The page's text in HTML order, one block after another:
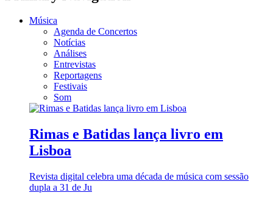
Música
Agenda de Concertos
Notícias
Análises
Entrevistas
Reportagens
Festivais
Som
Rimas e Batidas lança livro em
Lisboa
Revista digital celebra uma década de música com sessão
dupla a 31 de Ju